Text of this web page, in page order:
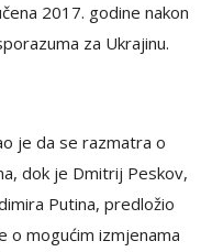
2017. godine nakon
za Ukrajinu.
je da se razmatra o
dok je Dmitrij Peskov,
Putina, predložio
o mogućim izmjenama